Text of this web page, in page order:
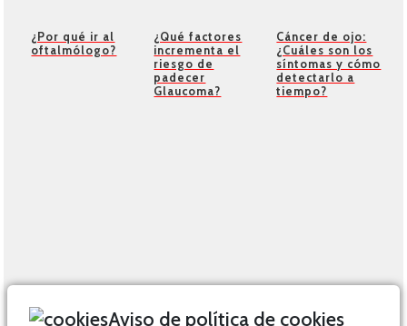
¿Por qué ir al
oftalmólogo?
¿Qué factores
incrementa el
riesgo de
padecer
Glaucoma?
Cáncer de ojo:
¿Cuáles son los
síntomas y cómo
detectarlo a
tiempo?
Aviso de política de cookies